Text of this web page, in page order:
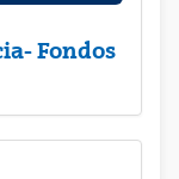
Fondos